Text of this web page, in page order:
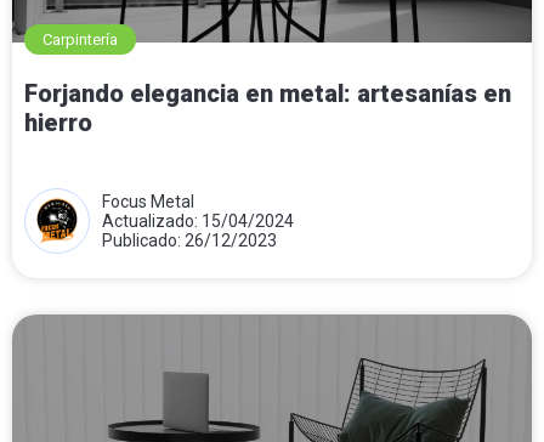
Carpintería
Forjando elegancia en metal: artesanías en
hierro
Focus Metal
Actualizado: 15/04/2024
Publicado: 26/12/2023